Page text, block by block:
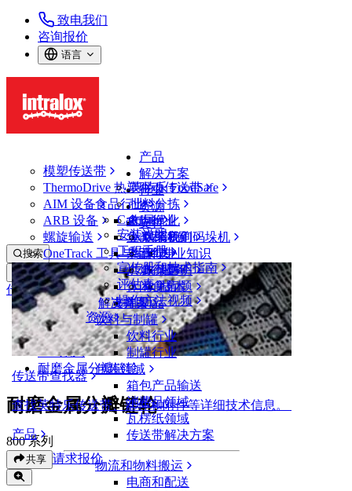
致电我们
咨询报价
语言
产品
模塑传送带
ThermoDrive 热塑驱动传送带
AIM 设备
ARB 设备
螺旋输送
OneTrack 工具与组件
传送带查找器
查找英特乐传送带、部件和附件等详细技术信息。
产品
解决方案
英特乐 FoodSafe
批料分拣
布局优化
从包装机到码垛机
专业知识
服务
技术
解决方案
行业
食品行业
禽肉行业
鱼类和海鲜
果蔬行业
烘焙行业
休闲食品
乳制品
饮料与制罐
饮料行业
制罐行业
包装领域
箱包产品输送
消费品领域
瓦楞纸领域
传送带解决方案
物流和物料搬运
电商和配送
资源
CalcLab
安装说明
工程手册
宣传册和技术指南
评估表
操作方法视频
资源
支持
联系我们
保证
政策声明
常见问题
支持
搜索
打开菜单
传送带查找器
传送带查找器
模塑传送带
800 系列
耐磨金属分瓣链轮
耐磨金属分瓣链轮
800 系列
共享 请求报价